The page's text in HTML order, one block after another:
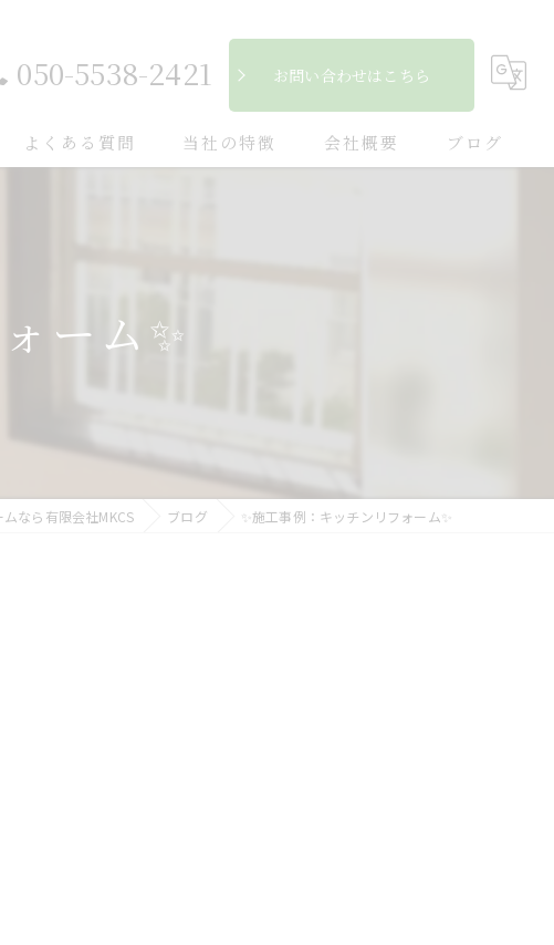
050-5538-2421 お問い合わせはこちら
よくある質問 当社の特徴 会社概要 ブログ
ーム✨
なら有限会社MKCS ブログ ✨施工事例：キッチンリフォーム✨